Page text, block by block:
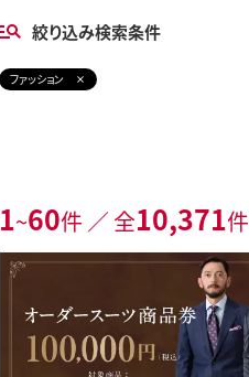
絞り込み検索条件
ファッション
1~60件 ／ 全10,371件